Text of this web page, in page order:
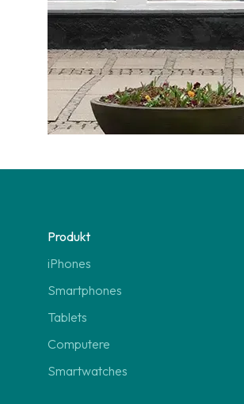
Produkt
iPhones
Smartphones
Tablets
Computere
Smartwatches